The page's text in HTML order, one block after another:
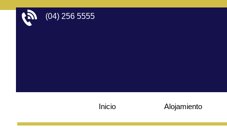
(04) 256 5555
Inicio Alojamiento